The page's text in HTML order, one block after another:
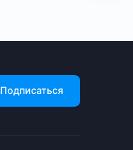
Подписаться